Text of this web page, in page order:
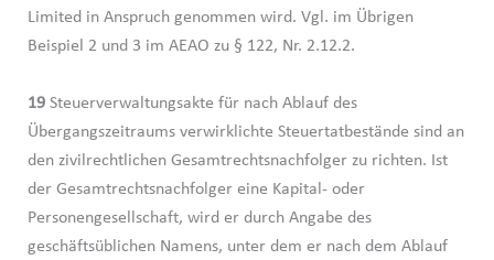
Limited in Anspruch genommen wird. Vgl. im Übrigen
Beispiel 2 und 3 im AEAO zu § 122, Nr. 2.12.2.
19Steuerverwaltungsakte für nach Ablauf des
Übergangszeitraums verwirklichte Steuertatbestände sind an
den zivilrechtlichen Gesamtrechtsnachfolger zu richten. Ist
der Gesamtrechtsnachfolger eine Kapital- oder
Personengesellschaft, wird er durch Angabe des
geschäftsüblichen Namens, unter dem er nach dem Ablauf